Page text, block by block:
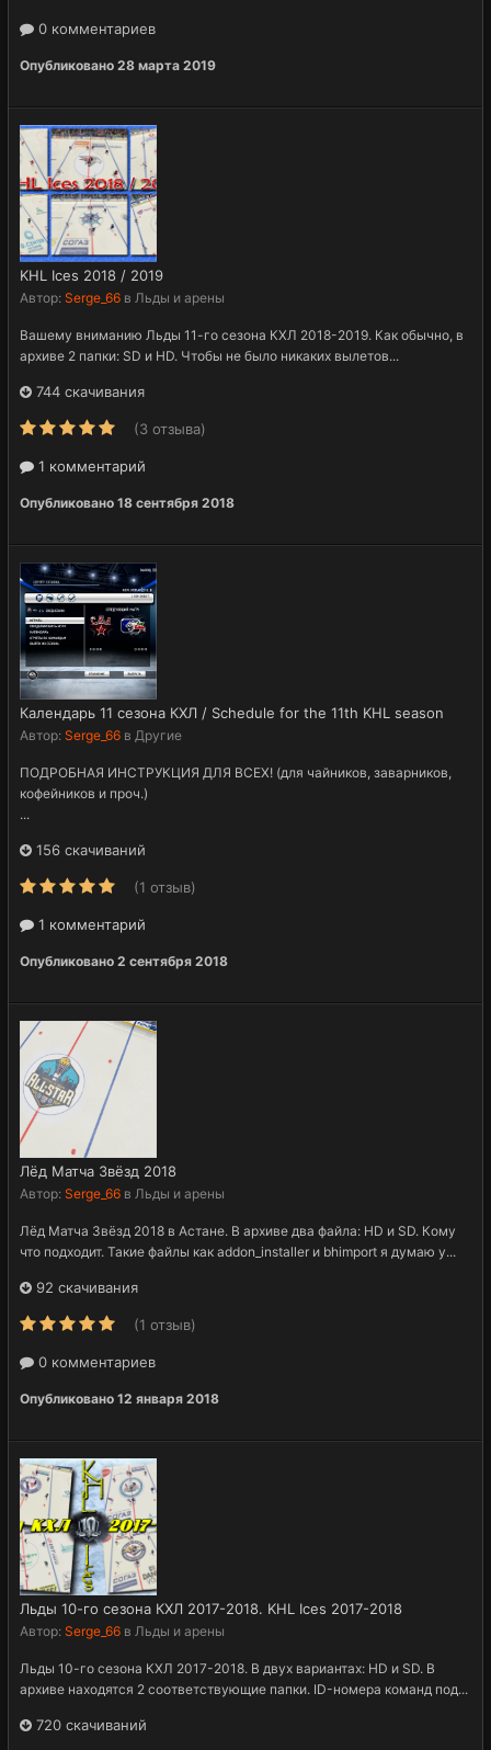
0 комментариев
Опубликовано 28 марта 2019
KHL Ices 2018 / 2019
Автор: Serge_66 в Льды и арены
Вашему вниманию Льды 11-го сезона КХЛ 2018-2019. Как обычно, в
архиве 2 папки: SD и HD. Чтобы не было никаких вылетов...
744 скачивания
(3 отзыва)
1 комментарий
Опубликовано 18 сентября 2018
Календарь 11 сезона КХЛ / Schedule for the 11th KHL season
Автор: Serge_66 в Другие
ПОДРОБНАЯ ИНСТРУКЦИЯ ДЛЯ ВСЕХ! (для чайников, заварников,
кофейников и проч.)
...
156 скачиваний
(1 отзыв)
1 комментарий
Опубликовано 2 сентября 2018
Лёд Матча Звёзд 2018
Автор: Serge_66 в Льды и арены
Лёд Матча Звёзд 2018 в Астане. В архиве два файла: HD и SD. Кому
что подходит. Такие файлы как addon_installer и bhimport я думаю у...
92 скачивания
(1 отзыв)
0 комментариев
Опубликовано 12 января 2018
Льды 10-го сезона КХЛ 2017-2018. KHL Ices 2017-2018
Автор: Serge_66 в Льды и арены
Льды 10-го сезона КХЛ 2017-2018. В двух вариантах: HD и SD. В
архиве находятся 2 соответствующие папки. ID-номера команд под...
720 скачиваний